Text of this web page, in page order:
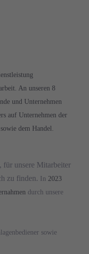
An unseren 8
und Unternehmen
auf Unternehmen der
dem Handel.
für unsere Mitarbeiter
zu finden. In 2023
durch unsere
sowie